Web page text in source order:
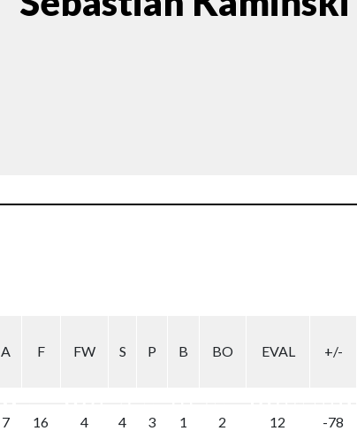
A
F FW S P B BO EVAL
+/-
7 16 4 4 3 1 2 12 -78